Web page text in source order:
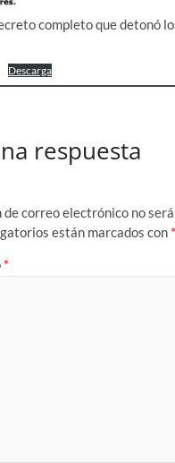
completo que detonó
Descarga
respuesta
de correo electrónico no
están marcados con *
*